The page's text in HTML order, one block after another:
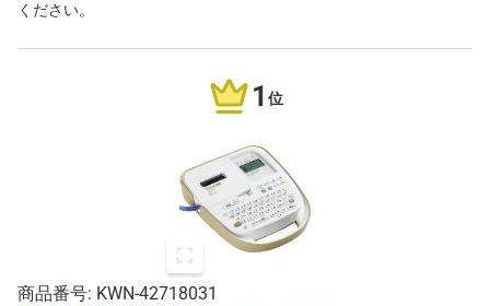
ください。
1 位
商品番号: KWN-42718031